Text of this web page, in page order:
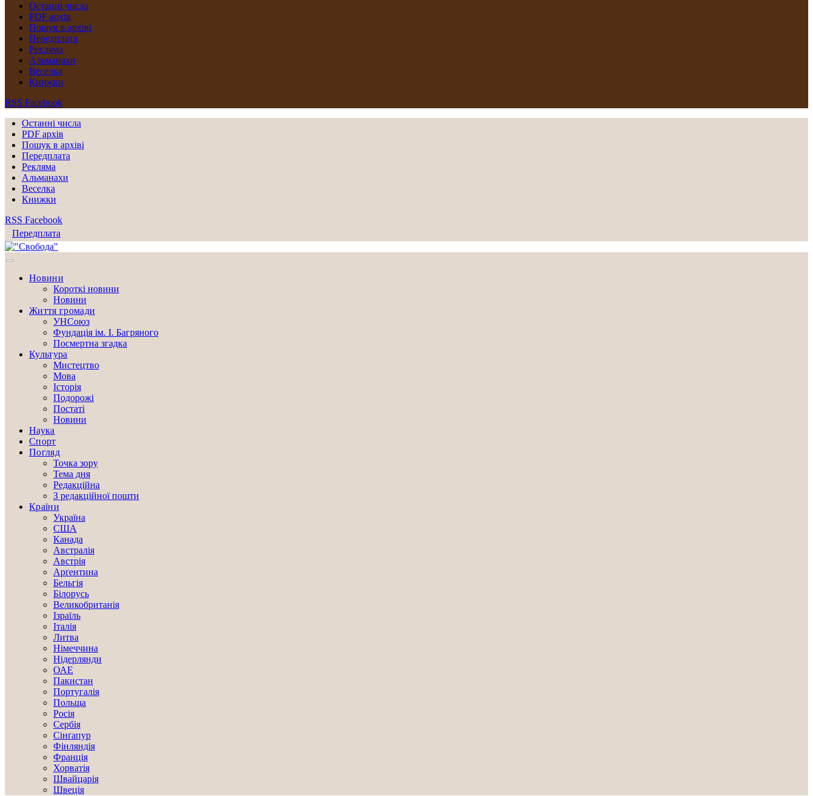
Останні числа
PDF архів
Пошук в архіві
Передплата
Рекляма
Альманахи
Веселка
Книжки
RSS Facebook
Останні числа
PDF архів
Пошук в архіві
Передплата
Рекляма
Альманахи
Веселка
Книжки
RSS Facebook
Передплата
Новини
Короткі новини
Новини
Життя громади
УНСоюз
Фундація ім. І. Багряного
Посмертна згадка
Культура
Мистецтво
Мова
Історія
Подорожі
Постаті
Новини
Наука
Спорт
Погляд
Точка зору
Тема дня
Редакційна
З редакційної пошти
Країни
Україна
США
Канада
Австралія
Австрія
Арґентина
Бельгія
Білорусь
Великобританія
Ізраїль
Італія
Литва
Німеччина
Нідерлянди
ОАЕ
Пакистан
Португалія
Польща
Росія
Сербія
Сінґапур
Фінляндія
Франція
Хорватія
Швайцарія
Швеція